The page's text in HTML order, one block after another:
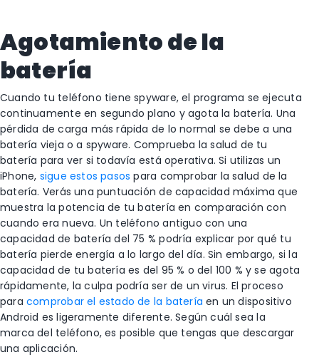
Agotamiento de la
batería
Cuando tu teléfono tiene spyware, el programa se ejecuta
continuamente en segundo plano y agota la batería. Una
pérdida de carga más rápida de lo normal se debe a una
batería vieja o a spyware. Comprueba la salud de tu
batería para ver si todavía está operativa. Si utilizas un
iPhone, sigue estos pasos para comprobar la salud de la
batería. Verás una puntuación de capacidad máxima que
muestra la potencia de tu batería en comparación con
cuando era nueva. Un teléfono antiguo con una
capacidad de batería del 75 % podría explicar por qué tu
batería pierde energía a lo largo del día. Sin embargo, si la
capacidad de tu batería es del 95 % o del 100 % y se agota
rápidamente, la culpa podría ser de un virus. El proceso
paracomprobar el estado de la batería en un dispositivo
Android es ligeramente diferente. Según cuál sea la
marca del teléfono, es posible que tengas que descargar
una aplicación.